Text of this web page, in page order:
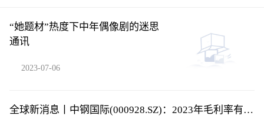
“她题材”热度下中年偶像剧的迷思
通讯
2023-07-06
全球新消息丨中钢国际(000928.SZ)：2023年毛利率有所